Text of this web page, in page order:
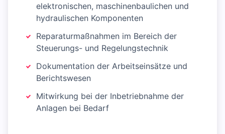
elektronischen, maschinenbaulichen und
hydraulischen Komponenten
Reparaturmaßnahmen im Bereich der
Steuerungs- und Regelungstechnik
Dokumentation der Arbeitseinsätze und
Berichtswesen
Mitwirkung bei der Inbetriebnahme der
Anlagen bei Bedarf